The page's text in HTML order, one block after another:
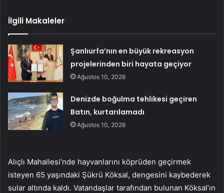
İlgili Makaleler
Şanlıurfa’nın en büyük rekreasyon
projelerinden biri hayata geçiyor
Ağustos 10, 2026
Denizde boğulma tehlikesi geçiren
Batın, kurtarılamadı
Ağustos 10, 2026
Alıçlı Mahallesi’nde hayvanlarını köprüden geçirmek
isteyen 65 yaşındaki Şükrü Köksal, dengesini kaybederek
sular altında kaldı. Vatandaşlar tarafından bulunan Köksal’ın